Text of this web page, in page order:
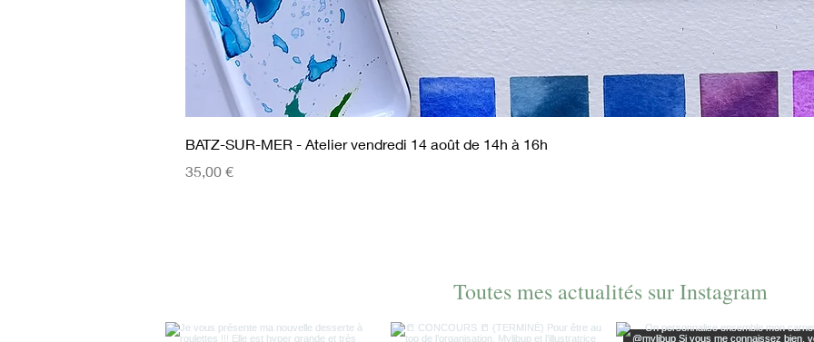
BATZ-SUR-MER - Atelier vendredi 14 août de 14h à 16h
Prix
35,00 €
Toutes mes actualités sur Instagram